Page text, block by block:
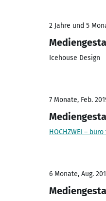
2 Jahre und 5
Icehouse Design
7 Monate, Feb.
HOCHZWEI –
6 Monate, Aug.